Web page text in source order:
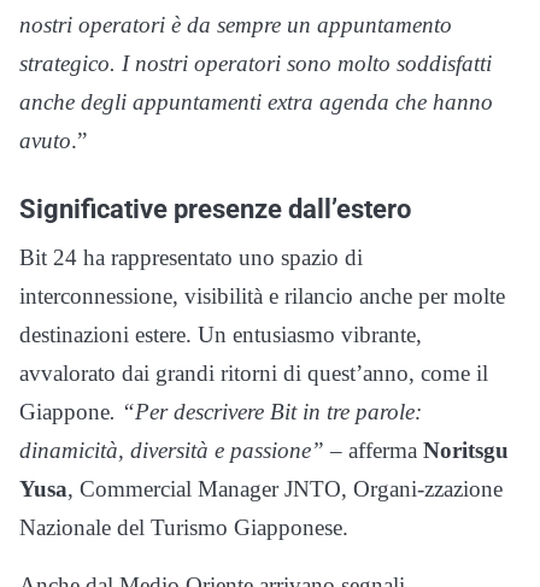
nostri operatori è da sempre un appuntamento
strategico. I nostri operatori sono molto soddisfatti
anche degli appuntamenti extra agenda che hanno
avuto.”
Significative presenze dall’estero
Bit 24 ha rappresentato uno spazio di
interconnessione, visibilità e rilancio anche per molte
destinazioni estere. Un entusiasmo vibrante,
avvalorato dai grandi ritorni di quest’anno, come il
Giappone. “Per descrivere Bit in tre parole:
dinamicità, diversità e passione” – afferma Noritsgu
Yusa, Commercial Manager JNTO, Organi-zzazione
Nazionale del Turismo Giapponese.